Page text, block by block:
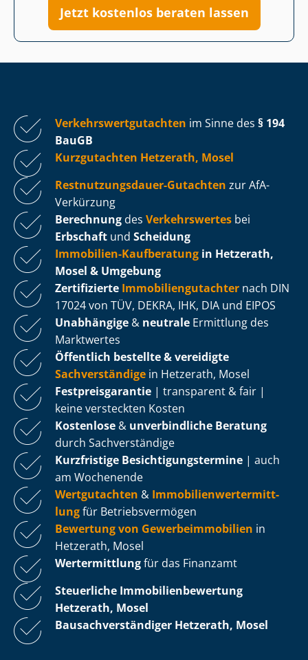
Jetzt kostenlos beraten lassen
Ver­kehrs­wert­gut­ach­ten im Sinne des § 194
BauGB
Kurzgutachten Hetzerath, Mosel
Rest­nut­zungs­dau­er-Gutachten zur AfA-
Verkürzung
Berechnung des Verkehrswertes bei
Erbschaft und Scheidung
Immobilien-Kaufberatung in Hetzerath,
Mosel & Umgebung
Zertifizierte Im­mo­bi­li­en­gut­ach­ter nach DIN
17024 von TÜV, DEKRA, IHK, DIA und EIPOS
Unabhängige & neutrale Ermittlung des
Marktwertes
Öffentlich bestellte & vereidigte
Sachverständige in Hetzerath, Mosel
Fest­preis­ga­ran­tie | transparent & fair |
keine versteckten Kosten
Kostenlose & unverbindliche Beratung
durch Sachverständige
Kurzfristige Be­sich­ti­gungs­ter­mi­ne | auch
am Wochenende
Wertgutachten & Im­mo­bi­li­en­wert­ermitt­
lungfür Be­triebs­ver­mö­gen
Bewertung von Ge­wer­be­im­mo­bi­li­en in
Hetzerath, Mosel
Wertermittlungfür das Finanzamt
Steuerliche Im­mo­bi­li­en­be­wer­tung
Hetzerath, Mosel
Bau­sach­ver­stän­di­ger Hetzerath, Mosel